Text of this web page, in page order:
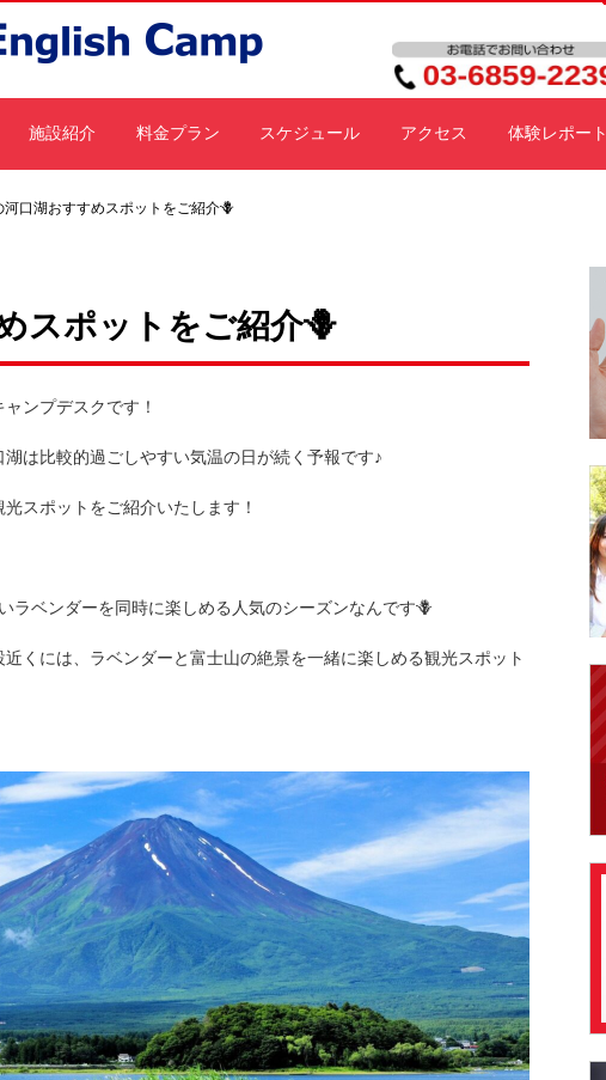
施設紹介 料金プラン スケジュール アクセス 体験レポート
河口湖おすすめスポットをご紹介🪻
スポットをご紹介🪻
ンプデスクです！
は比較的過ごしやすい気温の日が続く予報です♪
スポットをご紹介いたします！
ラベンダーを同時に楽しめる人気のシーズンなんです🪻
くには、ラベンダーと富士山の絶景を一緒に楽しめる観光スポット